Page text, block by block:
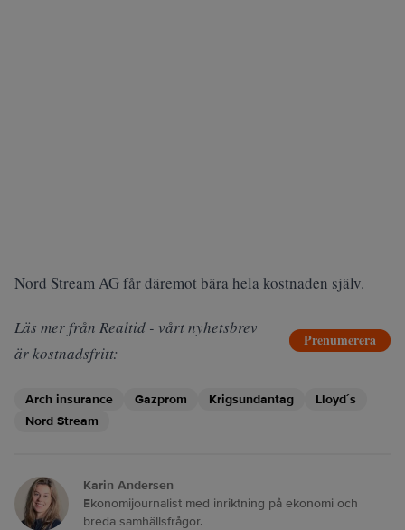
Nord Stream AG får däremot bära hela kostnaden själv.
Läs mer från Realtid - vårt nyhetsbrev
är kostnadsfritt:
Prenumerera
Arch insurance Gazprom Krigsundantag
Lloyd´s
Nord Stream
Karin Andersen
Ekonomijournalist med inriktning på ekonomi och
breda samhällsfrågor.